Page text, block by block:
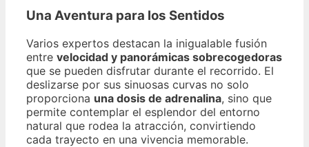
Una Aventura para los Sentidos
Varios expertos destacan la inigualable fusión
entre velocidad y panorámicas sobrecogedoras
que se pueden disfrutar durante el recorrido. El
deslizarse por sus sinuosas curvas no solo
proporciona una dosis de adrenalina, sino que
permite contemplar el esplendor del entorno
natural que rodea la atracción, convirtiendo
cada trayecto en una vivencia memorable.